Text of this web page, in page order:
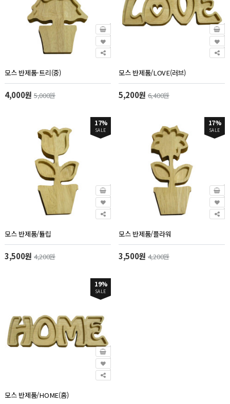
모스 반제품-트리(중)
4,000원 5,000원
모스 반제품/LOVE(러브)
5,200원6,400원
17%
SALE
모스 반제품/튤립
3,500원 4,200원
17%
SALE
모스 반제품/플라워
3,500원4,200원
19%
SALE
모스 반제품/HOME(홈)